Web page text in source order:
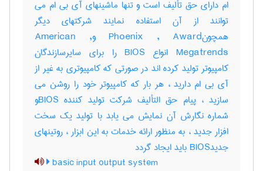
ام دارای حق تألیف است و تنها ماشینهای آی بی ام می
توانند از آن استفاده نمایند شرکتهای دیگر
همچونPhoenix , Award وAmerican ,
Megatrends انواع BIOS را برای سایرسازندگان
کامپیوتر تولید کرده اند در صورتی که کامپیوتری به غیر از
آی بی ام دارید ، هر بار که کامپیوتر خود را روشن می
سازید ، پیام حق التألیف شرکت تولید کننده BIOSو
شماره نگارش آن نمایش می یابد با تولید یک سخت
افزار جدید ، به منظور ارائه خدمات به این ابزار ، روتینهای
جدیدBIOS باید ایجاد گردد
basic input output system